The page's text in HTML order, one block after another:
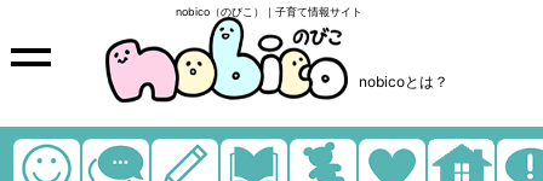
nobico（のびこ）｜子育て情報サイト
nobicoとは？